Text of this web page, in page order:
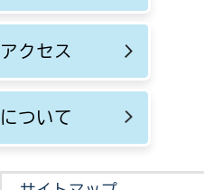
クセス
ついて